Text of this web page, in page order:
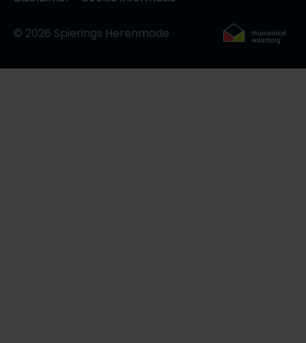
© 2026 Spierings Herenmode